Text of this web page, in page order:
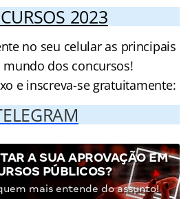
2023
no seu celular as principais
dos concursos!
e inscreva-se gratuitamente:
A SUA APROVAÇÃO EM
PÚBLICOS?
mais entende do assunto!